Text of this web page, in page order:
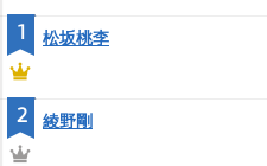
松坂桃李
1
綾野剛
2